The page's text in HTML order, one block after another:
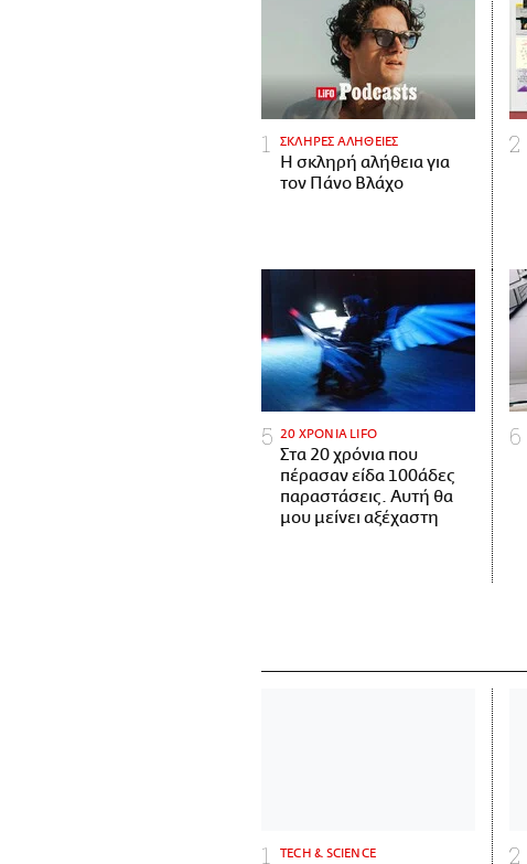
ΣΚΛΗΡΕΣ ΑΛΗΘΕΙΕΣ
H σκληρή αλήθεια για
τον Πάνο Βλάχο
20 ΧΡΟΝΙΑ LIFO
Στα 20 χρόνια που
πέρασαν είδα 100άδες
παραστάσεις. Αυτή θα
μου μείνει αξέχαστη
ΤECH & SCIENCE